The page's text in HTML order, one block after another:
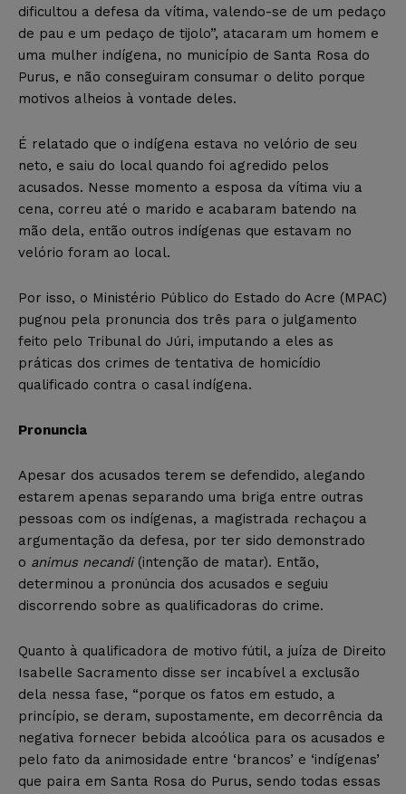
dificultou a defesa da vítima, valendo-se de um pedaço
de pau e um pedaço de tijolo”, atacaram um homem e
uma mulher indígena, no município de Santa Rosa do
Purus, e não conseguiram consumar o delito porque
motivos alheios à vontade deles.
É relatado que o indígena estava no velório de seu
neto, e saiu do local quando foi agredido pelos
acusados. Nesse momento a esposa da vítima viu a
cena, correu até o marido e acabaram batendo na
mão dela, então outros indígenas que estavam no
velório foram ao local.
Por isso, o Ministério Público do Estado do Acre (MPAC)
pugnou pela pronuncia dos três para o julgamento
feito pelo Tribunal do Júri, imputando a eles as
práticas dos crimes de tentativa de homicídio
qualificado contra o casal indígena.
Pronuncia
Apesar dos acusados terem se defendido, alegando
estarem apenas separando uma briga entre outras
pessoas com os indígenas, a magistrada rechaçou a
argumentação da defesa, por ter sido demonstrado
o animus necandi(intenção de matar). Então,
determinou a pronúncia dos acusados e seguiu
discorrendo sobre as qualificadoras do crime.
Quanto à qualificadora de motivo fútil, a juíza de Direito
Isabelle Sacramento disse ser incabível a exclusão
dela nessa fase, “porque os fatos em estudo, a
princípio, se deram, supostamente, em decorrência da
negativa fornecer bebida alcoólica para os acusados e
pelo fato da animosidade entre ‘brancos’ e ‘indígenas’
que paira em Santa Rosa do Purus, sendo todas essas